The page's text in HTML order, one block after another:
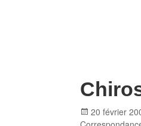
Posted
on
20 février